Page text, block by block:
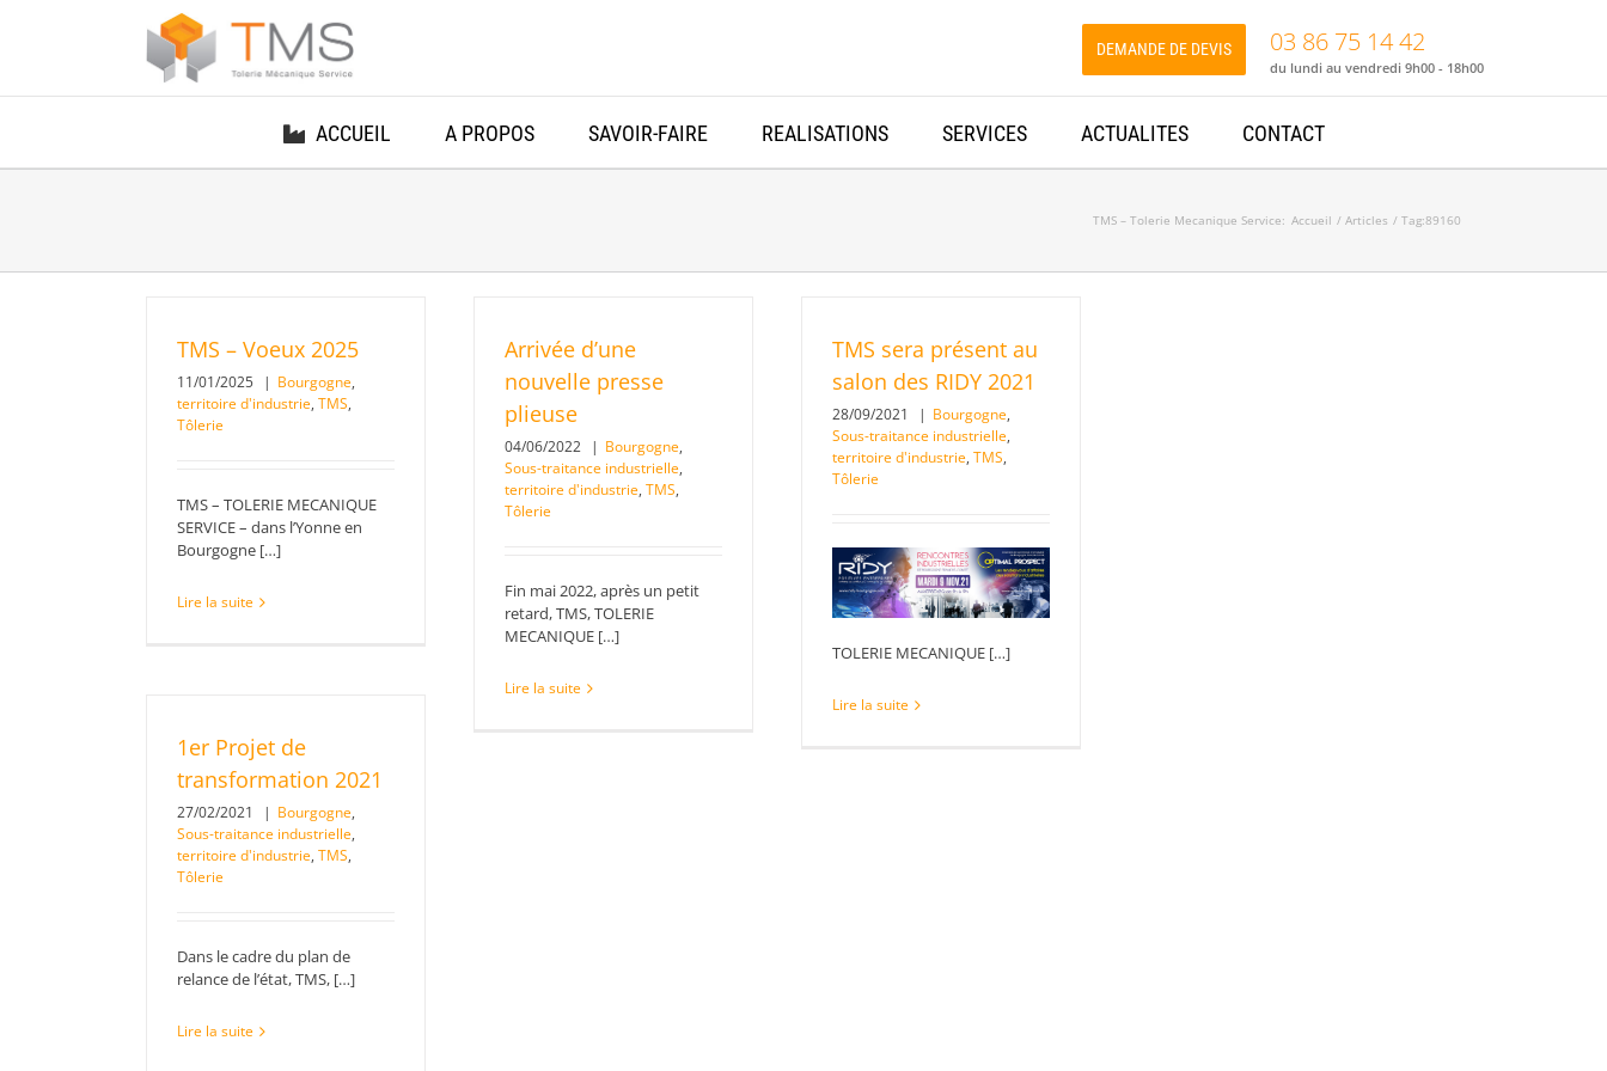
03 86 75 14 42
du lundi au vendredi 9h00 - 18h00
DEMANDE DE DEVIS
ACCUEIL A PROPOS SAVOIR-FAIRE REALISATIONS SERVICES ACTUALITES CONTACT
TMS – Tolerie Mecanique Service: Accueil Articles Tag:89160
TMS – Voeux 2025
11/01/2025 | Bourgogne,
territoire d'industrie, TMS,
Tôlerie
TMS – TOLERIE MECANIQUE
SERVICE – dans l’Yonne en
Bourgogne […]
Lire la suite
Arrivée d’une
nouvelle presse
plieuse
04/06/2022 | Bourgogne,
Sous-traitance industrielle,
territoire d'industrie, TMS,
Tôlerie
Fin mai 2022, après un petit
retard, TMS, TOLERIE
MECANIQUE […]
Lire la suite
TMS sera présent au
salon des RIDY 2021
28/09/2021 | Bourgogne,
Sous-traitance industrielle,
territoire d'industrie, TMS,
Tôlerie
TOLERIE MECANIQUE […]
Lire la suite
1er Projet de
transformation 2021
27/02/2021 | Bourgogne,
Sous-traitance industrielle,
territoire d'industrie, TMS,
Tôlerie
Dans le cadre du plan de
relance de l’état, TMS, […]
Lire la suite